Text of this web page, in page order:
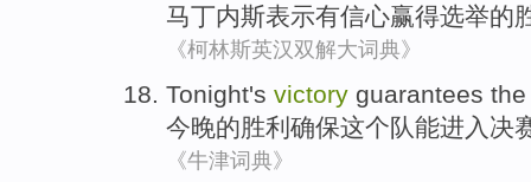
马丁内斯表示有信心赢得选举的
《柯林斯英汉双解大词典》
Tonight's victory guarantees the
今晚的胜利确保这个队能进入 决
《牛津词典》